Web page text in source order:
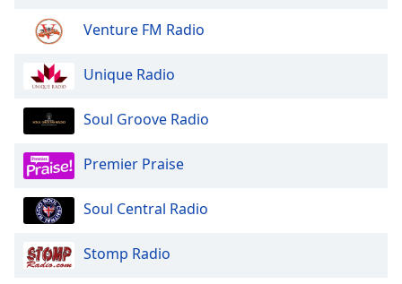
dialog
window.
Escape
cancel
window.
Text
Color
Venture FM Radio
Unique Radio
Soul Groove Radio
Premier Praise
Soul Central Radio
Stomp Radio